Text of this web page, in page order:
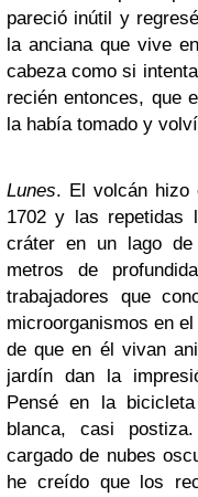
pareció inútil y
la anciana que vive
cabeza como si
recién entonces, que
la había tomado y
Lunes. El volcán hizo
1702 y las repetidas
cráter en un lago
metros de
trabajadores que
microorganismos en
de que en él vivan
jardín dan la
Pensé en la
blanca, casi
cargado de nubes
he creído que los